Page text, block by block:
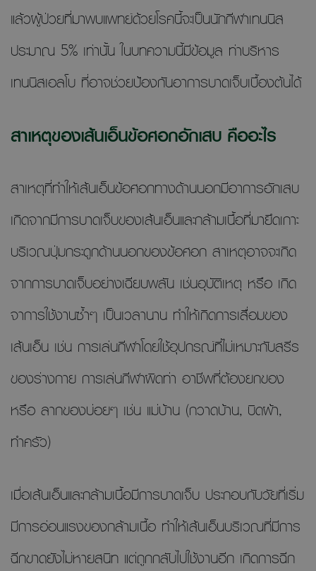
แล้วผู้ป่วยที่มาพบแพทย์ด้วยโรคนี้จะเป็นนักกีฬาเทนนิส
ประมาณ 5% เท่านั้น ในบทความนี้มีข้อมูล ท่าบริหาร
เทนนิสเอลโบ ที่อาจช่วยป้องกันอาการบาดเจ็บเบื้องต้นได้
สาเหตุของเส้นเอ็นข้อศอกอักเสบ คืออะไร
สาเหตุที่ทำให้เส้นเอ็นข้อศอกทางด้านนอกมีอาการอักเสบ
เกิดจากมีการบาดเจ็บของเส้นเอ็นและกล้ามเนื้อที่มายึดเกาะ
บริเวณปุ่มกระดูกด้านนอกของข้อศอก สาเหตุอาจจะเกิด
จากการบาดเจ็บอย่างเฉียบพลัน เช่นอุบัติเหตุ หรือ เกิด
จาการใช้งานซ้ำๆ เป็นเวลานาน ทำให้เกิดการเสื่อมของ
เส้นเอ็น เช่น การเล่นกีฬาโดยใช้อุปกรณ์ที่ไม่เหมาะกับสรีร
ของร่างกาย การเล่นกีฬาผิดท่า อาชีพที่ต้องยกของ
หรือ ลากของบ่อยๆ เช่น แม่บ้าน (กวาดบ้าน, บิดผ้า,
ทำครัว)
เมื่อเส้นเอ็นและกล้ามเนื้อมีการบาดเจ็บ ประกอบกับวัยที่เริ่ม
มีการอ่อนแรงของกล้ามเนื้อ ทำให้เส้นเอ็นบริเวณที่มีการ
ฉีกขาดยังไม่หายสนิท แต่ถูกกลับไปใช้งานอีก เกิดการฉีก